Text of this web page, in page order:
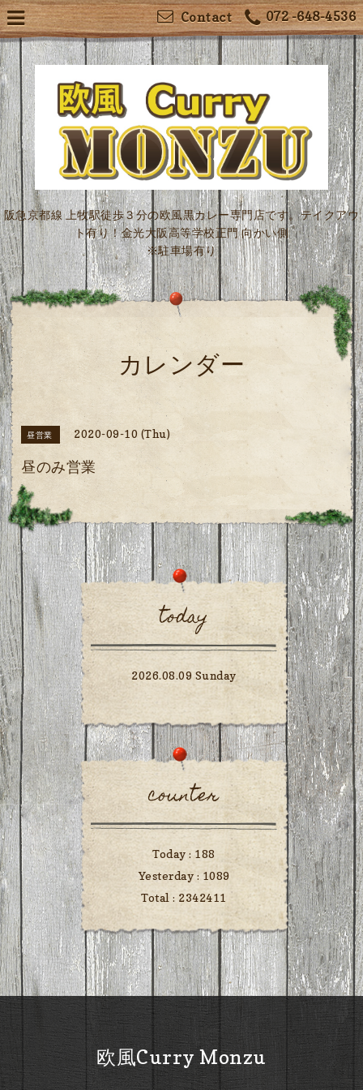
072 -648-4536
Contact
阪急京都線 上牧駅徒歩３分の欧風黒カレー専門店です。テイクアウ
ト有り！金光大阪高等学校正門 向かい側
※駐車場有り
カレンダー
昼営業 2020-09-10 (Thu)
昼のみ営業
today
2026.08.09 Sunday
counter
Today : 188
Yesterday : 1089
Total : 2342411
欧風Curry Monzu